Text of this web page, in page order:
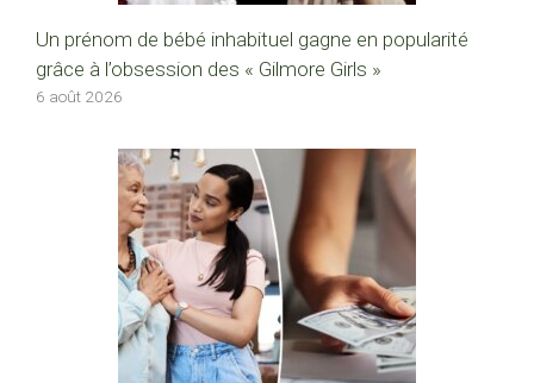
Un prénom de bébé inhabituel gagne en popularité
grâce à l’obsession des « Gilmore Girls »
6 août 2026